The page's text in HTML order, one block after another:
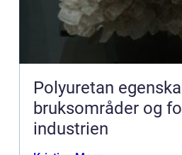
Polyuretan egenskaper,
bruksområder og
industrien